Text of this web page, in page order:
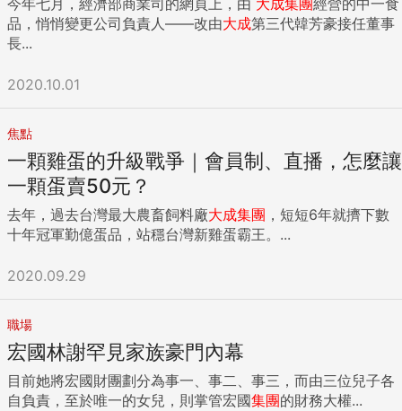
品，悄悄變更公司負責人——改由大成第三代韓芳豪接任董事
長...
2020.10.01
焦點
一顆雞蛋的升級戰爭｜會員制、直播，怎麼讓
一顆蛋賣50元？
去年，過去台灣最大農畜飼料廠大成集團 ，短短6年就擠下數
十年冠軍勤億蛋品，站穩台灣新雞蛋霸王。...
2020.09.29
職場
宏國林謝罕見家族豪門內幕
目前她將宏國財團劃分為事一、事二、事三，而由三位兒子各
自負責，至於唯一的女兒，則掌管宏國集團的財務大權...